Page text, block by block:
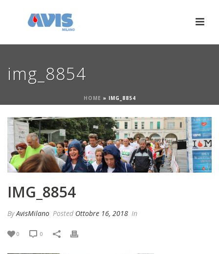
img_8854
HOME » IMG_8854
IMG_8854
ByAvisMilano Posted Ottobre 16, 2018 In
0 0